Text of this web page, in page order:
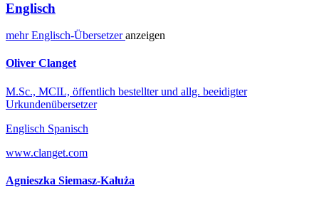
Englisch
mehrEnglisch-Übersetzeranzeigen
Oliver Clanget
M.Sc., MCIL, öffentlich bestellter und allg. beeidigter
Urkundenübersetzer
Englisch Spanisch
www.clanget.com
Agnieszka Siemasz-Kałuża